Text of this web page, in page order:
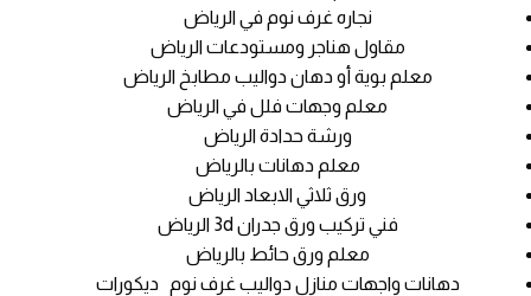
نجاره غرف نوم في الرياض
مقاول هناجر ومستودعات الرياض
معلم بوية أو دهان دواليب مطابخ الرياض
معلم وجهات فلل في الرياض
ورشة حدادة الرياض
معلم دهانات بالرياض
ورق ثلاثي الابعاد الرياض
فني تركيب ورق جدران 3d الرياض
معلم ورق حائط بالرياض
دهانات واجهات منازل دواليب غرف نوم ديكورات